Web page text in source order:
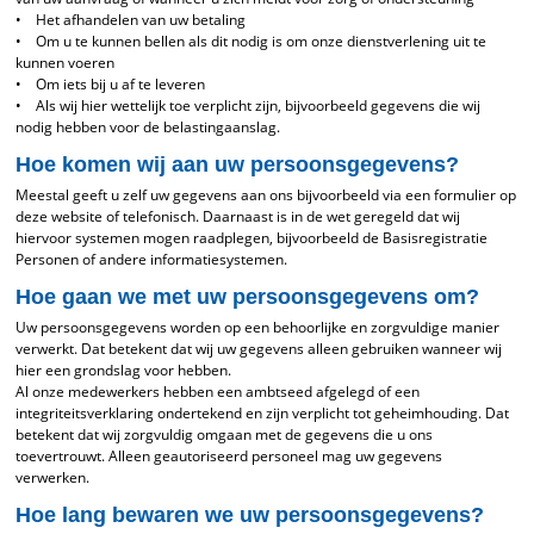
• Het afhandelen van uw betaling
• Om u te kunnen bellen als dit nodig is om onze dienstverlening uit te
kunnen voeren
• Om iets bij u af te leveren
• Als wij hier wettelijk toe verplicht zijn, bijvoorbeeld gegevens die wij
nodig hebben voor de belastingaanslag.
Hoe komen wij aan uw persoonsgegevens?
Meestal geeft u zelf uw gegevens aan ons bijvoorbeeld via een formulier op
deze website of telefonisch. Daarnaast is in de wet geregeld dat wij
hiervoor systemen mogen raadplegen, bijvoorbeeld de Basisregistratie
Personen of andere informatiesystemen.
Hoe gaan we met uw persoonsgegevens om?
Uw persoonsgegevens worden op een behoorlijke en zorgvuldige manier
verwerkt. Dat betekent dat wij uw gegevens alleen gebruiken wanneer wij
hier een grondslag voor hebben.
Al onze medewerkers hebben een ambtseed afgelegd of een
integriteitsverklaring ondertekend en zijn verplicht tot geheimhouding. Dat
betekent dat wij zorgvuldig omgaan met de gegevens die u ons
toevertrouwt. Alleen geautoriseerd personeel mag uw gegevens
verwerken.
Hoe lang bewaren we uw persoonsgegevens?